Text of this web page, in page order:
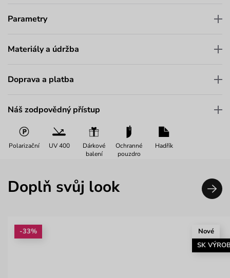
Parametry
Materiály a údržba
Doprava a platba
Náš zodpovědný přístup
Polarizační UV 400
Dárkové
balení
Ochranné
pouzdro
Hadřík
Doplň svůj look
-33%
Nové
SK